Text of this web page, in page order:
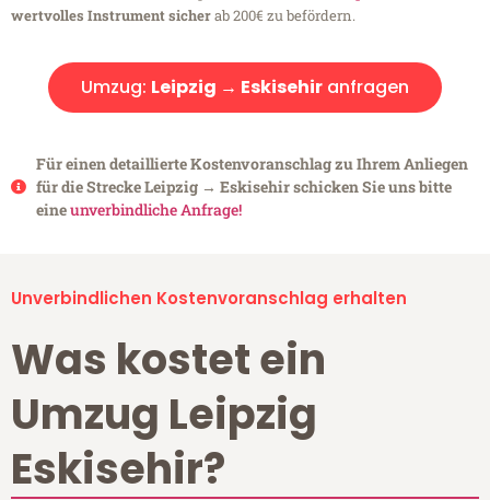
wertvolles Instrument sicherab 200€ zu befördern.
Umzug: Leipzig → Eskisehir anfragen
Für einen detaillierte Kostenvoranschlag zu Ihrem Anliegen
für die Strecke Leipzig → Eskisehir schicken Sie uns bitte
eineunverbindliche Anfrage!
Unverbindlichen Kostenvoranschlag erhalten
Was kostet ein
Umzug Leipzig
Eskisehir?